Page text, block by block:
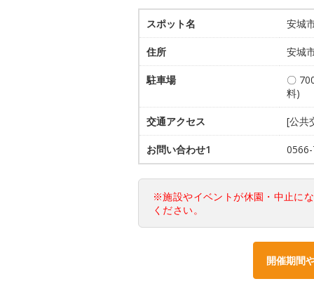
スポット名 安城
住所 安城
駐車場
〇
料)
交通アクセス [公共
お問い合わせ1
※施設やイベントが休園・中止に
ください。
開催期間